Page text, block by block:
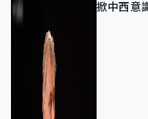
掀中西意